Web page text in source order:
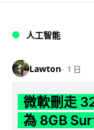
人工智能
Lawton 1 日
微軟刪走
為 8GB